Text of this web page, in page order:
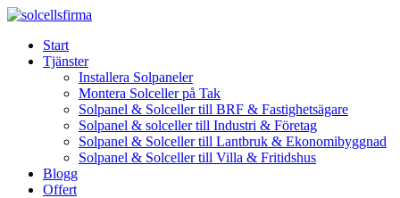
Skip
contentStart
Tjänster
Installera Solpaneler
Montera Solceller på Tak
Solpanel & Solceller till BRF & Fastighetsägare
Solpanel & solceller till Industri & Företag
Solpanel & Solceller till Lantbruk & Ekonomibyggnad
Solpanel & Solceller till Villa & Fritidshus
Blogg
Offert